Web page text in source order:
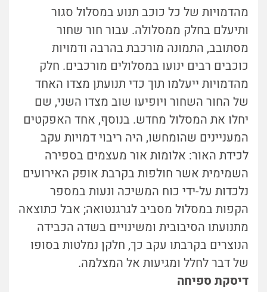
מהדמויות של כל כוכב תנוע במסלול סגור
ותיעלם בחלק ממסלולה. עבור חור שחור
מסתובב, התמונה מורכבת בהרבה ודמויות
כוכבים רבים ינועו במסלולים מורכבים. חלק
מהדמויות ייעלמו תוך כדי תנועתן מצדו האחד
של החור השחור ויופיעו שוב מצדו השני, שם
יחלו את המסלול מחדש. בנוסף, אחד האפקטים
המעניינים שהומחשו, היה ריבוי דמויות עקב
לכידת האור: אלומות אור מעצמים בספירה
השמימית אשר חולפות בקרבת אופק האירועים
נלכדות על-ידי כוח המשיכה ונעות במספר
הקפות במסלול מסביב לגרגנטואה; אבל כתוצאה
מתנועתו הסיבובית ומשינויים בשדה הכבידה
הנוצרים בקרבתו עקב כך, חלקן נמלטות בסופו
של דבר לחלל ומגיעות אל המצלמה.
דיסקת ספיחה